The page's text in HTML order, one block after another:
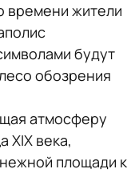
времени жители
будут
обозрения
атмосферу
XIX века,
площади к